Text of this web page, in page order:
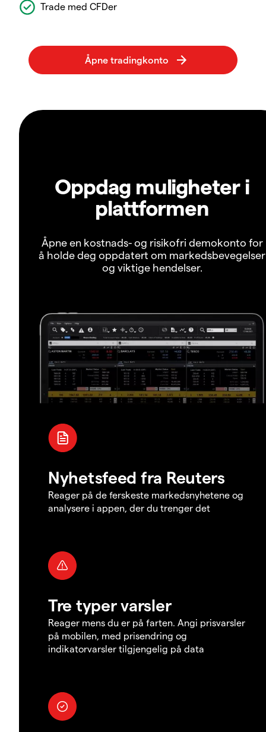
Trade med CFDer
Oppdag muligheter i
plattformen
Åpne en kostnads- og risikofri demokonto for
å holde deg oppdatert om markedsbevegelser
og viktige hendelser.
Nyhetsfeed fra Reuters
Reager på de ferskeste markedsnyhetene og
analysere i appen, der du trenger det
Tre typer varsler
Reager mens du er på farten. Angi prisvarsler
på mobilen, med prisendring og
indikatorvarsler tilgjengelig på data